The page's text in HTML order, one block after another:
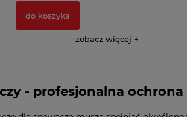
do koszyka
zobacz więcej
- profesjonalna